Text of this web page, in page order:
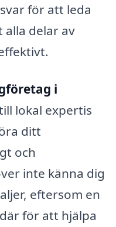
för att leda
alla delar av
i
lokal expertis
ditt
och
inte känna dig
eftersom en
för att hjälpa